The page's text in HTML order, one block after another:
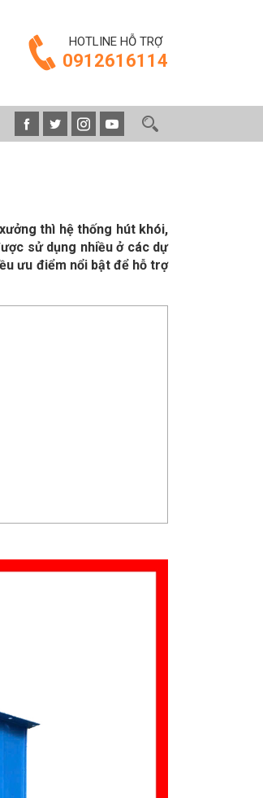
HOTLINE HỖ TRỢ
0912616114
thì hệ thống hút khói,
sử dụng nhiều ở các dự
ưu điểm nổi bật để hỗ trợ